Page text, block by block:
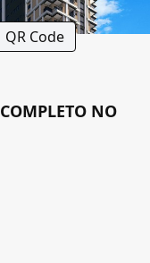
QR Code
NO